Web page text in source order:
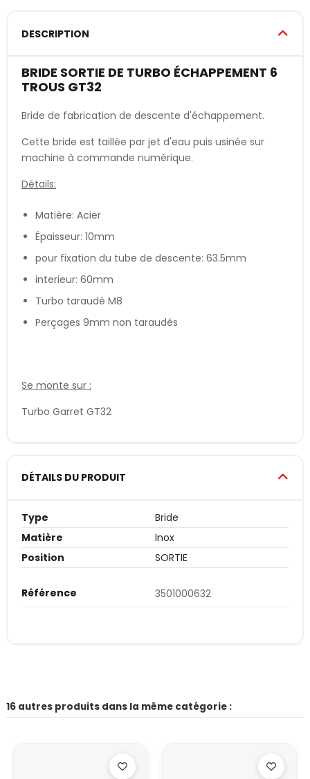
DESCRIPTION
BRIDE SORTIE DE TURBO ÉCHAPPEMENT 6
TROUS GT32
Bride de fabrication de descente d'échappement.
Cette bride est taillée par jet d'eau puis usinée sur
machine à commande numérique.
Détails:
Matière: Acier
Épaisseur: 10mm
pour fixation du tube de descente: 63.5mm
interieur: 60mm
Turbo taraudé M8
Perçages 9mm non taraudés
Se monte sur :
Turbo Garret GT32
DÉTAILS DU PRODUIT
Type
Bride
Matière
Inox
Position
SORTIE
Référence 3501000632
16 autres produits dans la même catégorie :